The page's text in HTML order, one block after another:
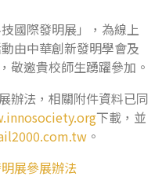
國際發明展」，為線上
由中華創新發明學會及
敬邀貴校師生踴躍參加。
辦法，相關附件資料已同
下載，並
。
展參展辦法